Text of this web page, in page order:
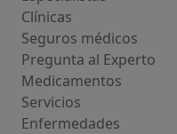
Clínicas
Seguros médicos
Pregunta al Experto
Medicamentos
Servicios
Enfermedades